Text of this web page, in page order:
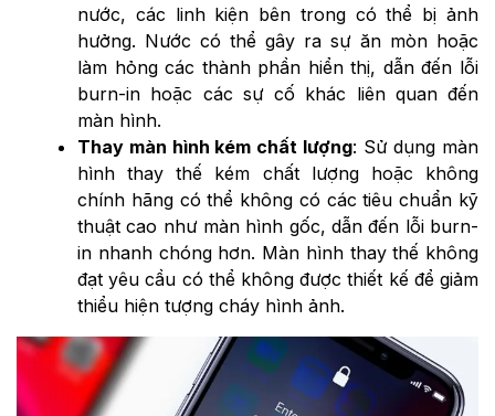
nước, các linh kiện bên trong có thể bị ảnh
hưởng. Nước có thể gây ra sự ăn mòn hoặc
làm hỏng các thành phần hiển thị, dẫn đến lỗi
burn-in hoặc các sự cố khác liên quan đến
màn hình.
Thay màn hình kém chất lượng: Sử dụng màn
hình thay thế kém chất lượng hoặc không
chính hãng có thể không có các tiêu chuẩn kỹ
thuật cao như màn hình gốc, dẫn đến lỗi burn-
in nhanh chóng hơn. Màn hình thay thế không
đạt yêu cầu có thể không được thiết kế để giảm
thiểu hiện tượng cháy hình ảnh.